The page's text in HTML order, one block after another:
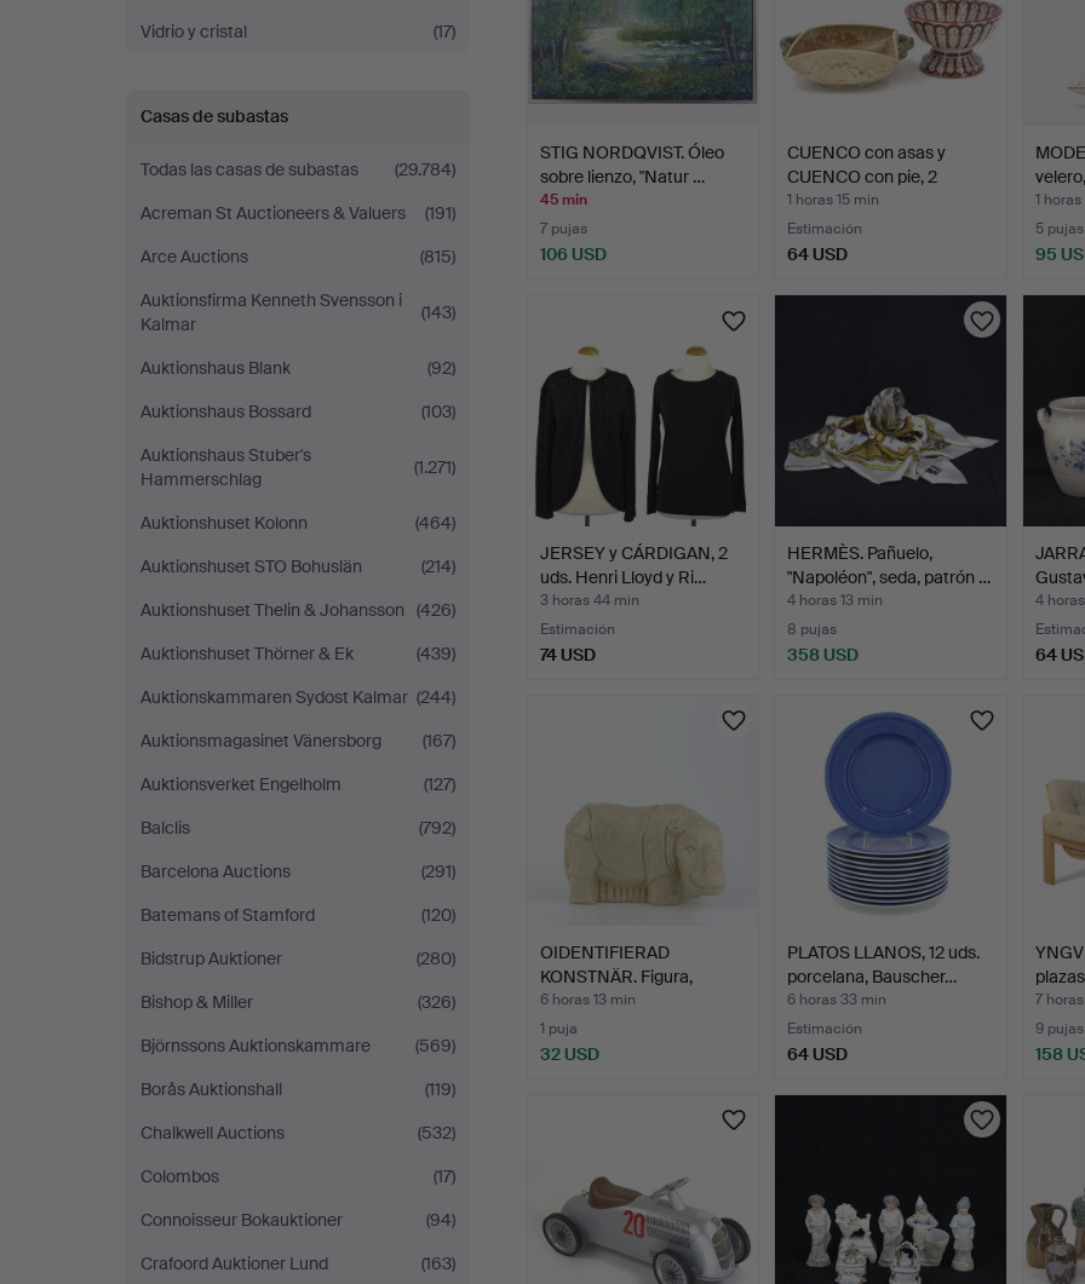
Vidrio y cristal
(17)
Casas de subastas
Todas las casas de subastas
(29.784)
Acreman St Auctioneers & Valuers
(191)
Arce Auctions
(815)
Auktionsfirma Kenneth Svensson i
Kalmar
(143)
Auktionshaus Blank
(92)
Auktionshaus Bossard
(103)
Auktionshaus Stuber's
Hammerschlag
(1.271)
Auktionshuset Kolonn
(464)
Auktionshuset STO Bohuslän
(214)
Auktionshuset Thelin & Johansson
(426)
Auktionshuset Thörner & Ek
(439)
Auktionskammaren Sydost Kalmar (244)
Auktionsmagasinet Vänersborg
(167)
Auktionsverket Engelholm
(127)
Balclis
(792)
Barcelona Auctions
(291)
Batemans of Stamford
(120)
Bidstrup Auktioner
(280)
Bishop & Miller
(326)
Björnssons Auktionskammare
(569)
Borås Auktionshall
(119)
Chalkwell Auctions
(532)
Colombos
(17)
Connoisseur Bokauktioner
(94)
Crafoord Auktioner Lund
(163)
STIG NORDQVIST. Óleo
sobre lienzo, "Natur …
45 min
7 pujas
106 USD
CUENCO con asas y
CUENCO con pie, 2
piezas…
1 horas 15 min
Estimación
64 USD
1
5 pujas
95
JERSEY y CÁRDIGAN, 2
uds. Henri Lloyd y Ri…
3 horas 44 min
Estimación
74 USD
HERMÈS. Pañuelo,
"Napoléon", seda, patrón …
4 horas 13 min
8 pujas
358 USD
pr…
4
64
OIDENTIFIERAD
KONSTNÄR. Figura,
hipopótamo…
6 horas 13 min
1 puja
32 USD
PLATOS LLANOS, 12 uds.
porcelana, Bauscher…
6 horas 33 min
Estimación
64 USD
7
9 pujas
158